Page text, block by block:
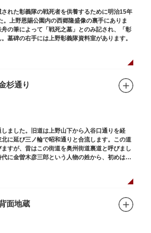
れた彰義隊の戦死者を供養するために明治15年
。上野恩賜公園内の西郷隆盛像の裏手にありま
の筆によって「戦死之墓」とのみ記され、「彰
墓碑の右手には上野彰義隊資料室があります。
杉通り
ました。旧道は上野山下から入谷口通りを経
に延び三ノ輪で昭和通りと合流します。この道
すが、昔はこの街道を奥州街道裏道と呼びまし
に金曽木彦三郎という人物の姓から、初めは金
ものとされています。
面地蔵